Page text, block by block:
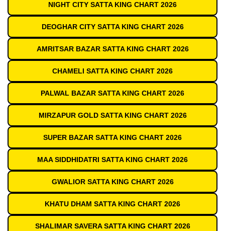
NIGHT CITY SATTA KING CHART 2026
DEOGHAR CITY SATTA KING CHART 2026
AMRITSAR BAZAR SATTA KING CHART 2026
CHAMELI SATTA KING CHART 2026
PALWAL BAZAR SATTA KING CHART 2026
MIRZAPUR GOLD SATTA KING CHART 2026
SUPER BAZAR SATTA KING CHART 2026
MAA SIDDHIDATRI SATTA KING CHART 2026
GWALIOR SATTA KING CHART 2026
KHATU DHAM SATTA KING CHART 2026
SHALIMAR SAVERA SATTA KING CHART 2026